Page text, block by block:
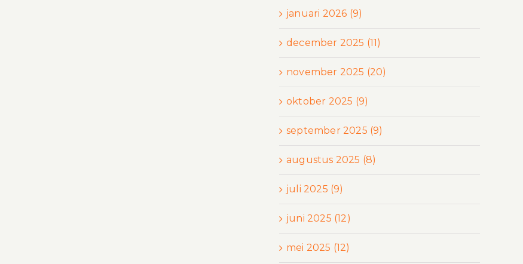
januari 2026 (9)
december 2025 (11)
november 2025 (20)
oktober 2025 (9)
september 2025 (9)
augustus 2025 (8)
juli 2025 (9)
juni 2025 (12)
mei 2025 (12)